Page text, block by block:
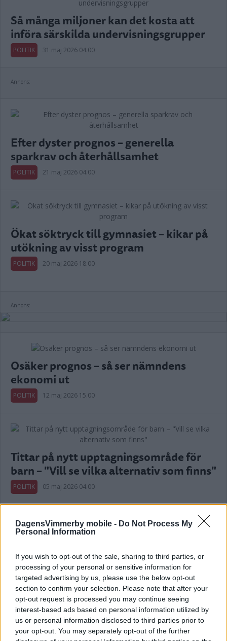
DagensVimmerby mobile - Do Not Process My
Personal Information
If you wish to opt-out of the sale, sharing to third parties, or
processing of your personal or sensitive information for
targeted advertising by us, please use the below opt-out
section to confirm your selection. Please note that after your
opt-out request is processed you may continue seeing
interest-based ads based on personal information utilized by
us or personal information disclosed to third parties prior to
your opt-out. You may separately opt-out of the further
Så många miljoner kan det kosta att
införa särskilda undervisningsgrupper
POLITIK 31 maj 2026 04.00
Annons:
Efter dyster prognos – generella
sparkrav och återhållsamhet
POLITIK 21 maj 2026 04.00
Ökat söktryck till gymnasiet – kikar på
utökning av visst program
POLITIK 20 maj 2026 18.00
Annons:
Osäker prognos – så ser nämndens
ekonomi ut
POLITIK 12 maj 2026 15.00
Tittar på nytt upptagningsområde för
barn – "Vill se vilka alternativ som finns"
POLITIK 05 maj 2026 04.00
Vill ha ännu mer pengar inför 2027 –
flera satsningar bland prioriteringarna
POLITIK 23 mars 2026 17.00